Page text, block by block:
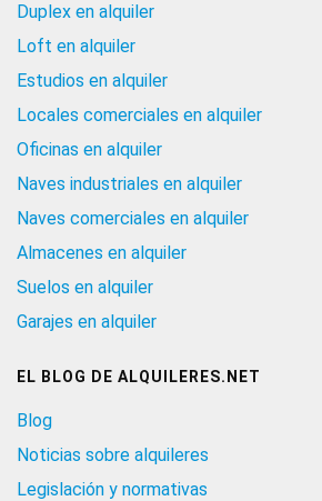
Duplex en alquiler
Loft en alquiler
Estudios en alquiler
Locales comerciales en alquiler
Oficinas en alquiler
Naves industriales en alquiler
Naves comerciales en alquiler
Almacenes en alquiler
Suelos en alquiler
Garajes en alquiler
EL BLOG DE ALQUILERES.NET
Blog
Noticias sobre alquileres
Legislación y normativas